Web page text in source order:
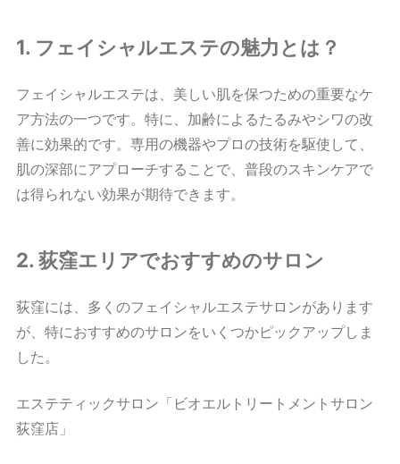
1. フェイシャルエステの魅力とは？
フェイシャルエステは、美しい肌を保つための重要なケ
ア方法の一つです。特に、加齢によるたるみやシワの改
善に効果的です。専用の機器やプロの技術を駆使して、
肌の深部にアプローチすることで、普段のスキンケアで
は得られない効果が期待できます。
2. 荻窪エリアでおすすめのサロン
荻窪には、多くのフェイシャルエステサロンがあります
が、特におすすめのサロンをいくつかピックアップしま
した。
エステティックサロン「ビオエルトリートメントサロン
荻窪店」